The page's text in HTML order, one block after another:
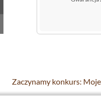
Zaczynamy konkurs: